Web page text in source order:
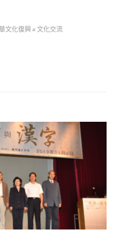
文化復興# 文化交流